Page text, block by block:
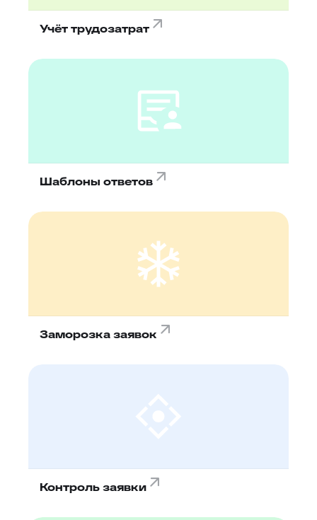
Учёт трудозатрат
Шаблоны ответов
Заморозка заявок
Контроль заявки